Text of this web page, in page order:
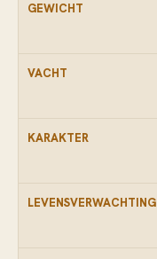
GEWICHT
VACHT
KARAKTER
LEVENSVERWACHTING